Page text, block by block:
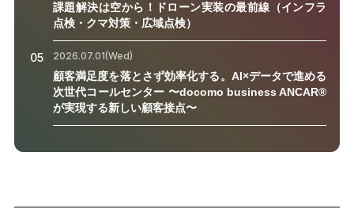
課題解決は空から！ドローン実装の最前線（インフラ
点検・クマ対策・広域点検）
05 2026.07.01(Wed)
顧客満足度を落とさず効率化する。AI×データで進める
次世代コールセンター 〜docomo business ANCAR®
が実現する新しい顧客接点〜